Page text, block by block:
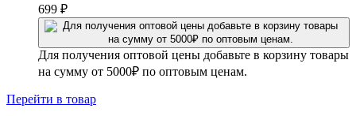
699 ₽
Для получения оптовой цены добавьте в корзину товары
на сумму от 5000₽ по оптовым ценам.
Перейти в товар